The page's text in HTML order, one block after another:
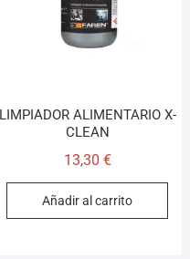
LIMPIADOR ALIMENTARIO X-
CLEAN
13,30 €
Añadir al carrito